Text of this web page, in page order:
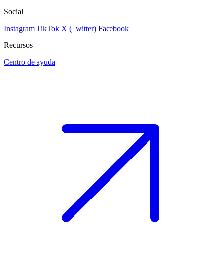
Social
Instagram TikTok X (Twitter) Facebook
Recursos
Centro de ayuda